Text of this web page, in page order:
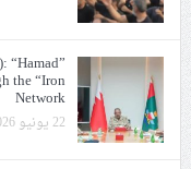
“Hamad”
the “Iron
Network
22 يونيو 2026